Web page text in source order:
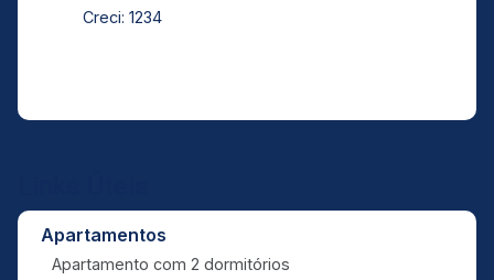
Creci: 1234
Apartamentos
Apartamento com 2 dormitórios